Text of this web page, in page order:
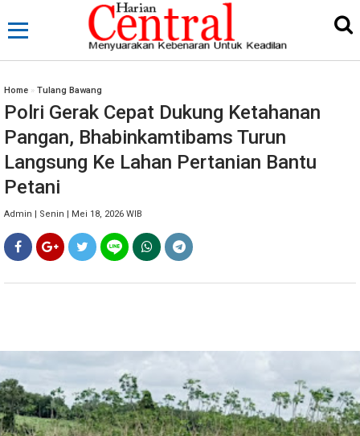
Home » Tulang Bawang
Polri Gerak Cepat Dukung Ketahanan
Pangan, Bhabinkamtibams Turun
Langsung Ke Lahan Pertanian Bantu
Petani
Admin | Senin | Mei 18, 2026 WIB